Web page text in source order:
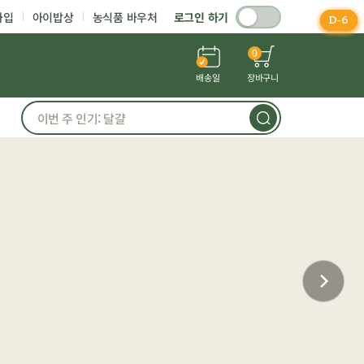
입 아이밥상 농식품 바우처 로그인 하기
배송일
0
장바구니
D-2
D-6
D-1
D-6
D-6